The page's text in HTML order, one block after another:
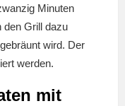
Minuten
den Grill dazu
wird. Der
werden.
mit